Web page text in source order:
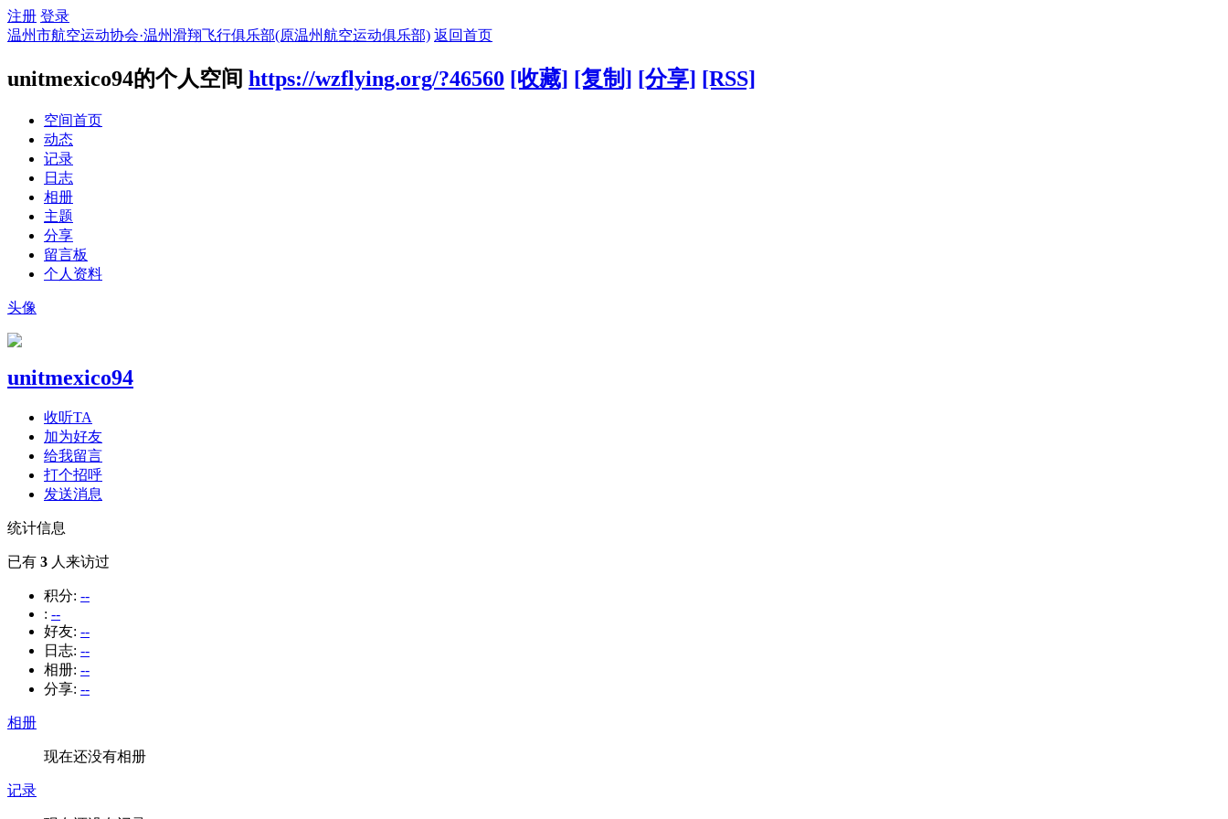
注册 登录
温州市航空运动协会·温州滑翔飞行俱乐部(原温州航空运动俱乐部) 返回首页
unitmexico94的个人空间 https://wzflying.org/?46560 [收藏] [复制] [分享] [RSS]
空间首页
动态
记录
日志
相册
主题
分享
留言板
个人资料
头像
unitmexico94
收听TA
加为好友
给我留言
打个招呼
发送消息
统计信息
已有 3 人来访过
积分: --
: --
好友: --
日志: --
相册: --
分享: --
相册
现在还没有相册
记录